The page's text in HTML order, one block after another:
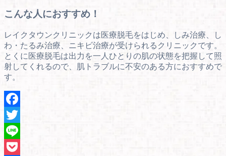
こんな人におすすめ！
レイクタウンクリニックは医療脱毛をはじめ、しみ治療、し
わ・たるみ治療、ニキビ治療が受けられるクリニックです。
とくに医療脱毛は出力を一人ひとりの肌の状態を把握して照
射してくれるので、肌トラブルに不安のある方におすすめで
す。